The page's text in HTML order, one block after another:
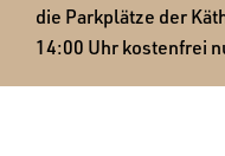
die Parkplätze der
14:00 Uhr kostenfrei